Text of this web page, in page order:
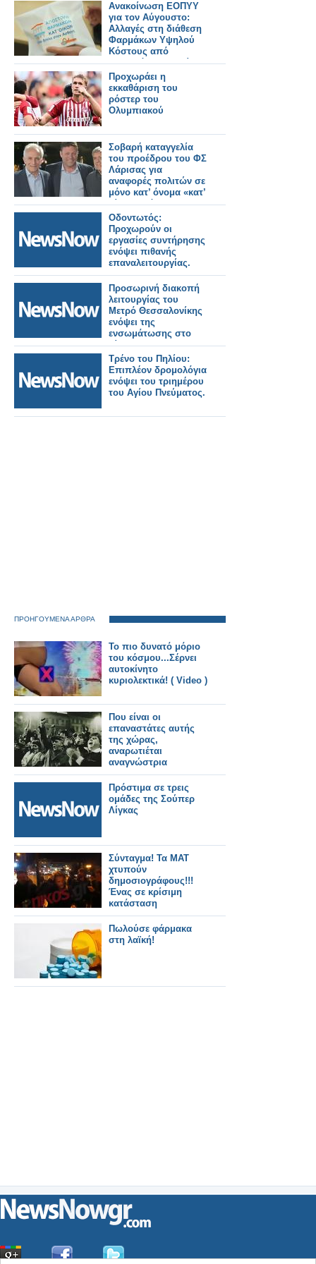
Ανακοίνωση ΕΟΠΥΥ
για τον Αύγουστο:
Αλλαγές στη διάθεση
Φαρμάκων Υψηλού
Κόστους από
ιδιωτικά φαρμακεία
Προχωράει η
εκκαθάριση του
ρόστερ του
Ολυμπιακού
Σοβαρή καταγγελία
του προέδρου του ΦΣ
Λάρισας για
αναφορές πολιτών σε
μόνο κατ’ όνομα «κατ’
οίκον» διάθεση ΦΥΚ
Οδοντωτός:
Προχωρούν οι
εργασίες συντήρησης
ενόψει πιθανής
επαναλειτουργίας.
Προσωρινή διακοπή
λειτουργίας του
Μετρό Θεσσαλονίκης
ενόψει της
ενσωμάτωσης στο
δίκτυο, της
επέκτασης προς την
Καλαμαριά –
Ενισχυμένο σχέδιο
μετακινήσεων από
τον ΟΑΣΘ
Τρένο του Πηλίου:
Επιπλέον δρομολόγια
ενόψει του τριημέρου
του Αγίου Πνεύματος.
ΠΡΟΗΓΟΥΜΕΝΑ ΑΡΘΡΑ
Το πιο δυνατό μόριο
του κόσμου...Σέρνει
αυτοκίνητο
κυριολεκτικά! ( Video )
Που είναι οι
επαναστάτες αυτής
της χώρας,
αναρωτιέται
αναγνώστρια
Πρόστιμα σε τρεις
ομάδες της Σούπερ
Λίγκας
Σύνταγμα! Τα ΜΑΤ
χτυπούν
δημοσιογράφους!!!
Ένας σε κρίσιμη
κατάσταση
Πωλούσε φάρμακα
στη λαϊκή!